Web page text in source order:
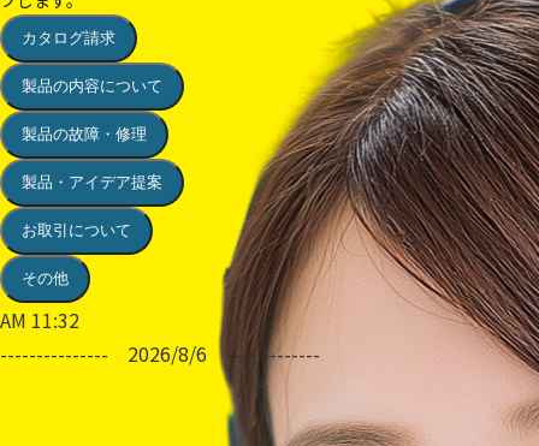
カタログ請求
製品の内容について
製品の故障・修理
製品・アイデア提案
お取引について
その他
AM 11:32
--------------- 2026/8/6 -------------